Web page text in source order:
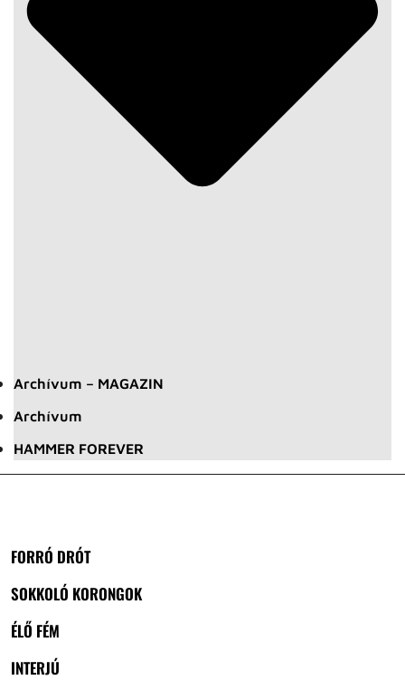
Archívum – MAGAZIN
Archívum
HAMMER FOREVER
FORRÓ DRÓT
SOKKOLÓ KORONGOK
ÉLŐ FÉM
INTERJÚ